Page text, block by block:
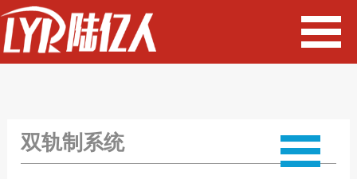
双轨制系统